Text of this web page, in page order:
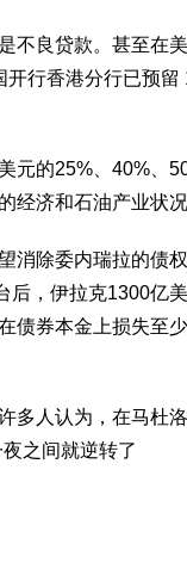
不良贷款。甚至在
行香港分行已预
元的25%、40%、
经济和石油产业状况
消除委内瑞拉的债
后，伊拉克1300亿
债券本金上损失至
多人认为，在马杜
之间就逆转了